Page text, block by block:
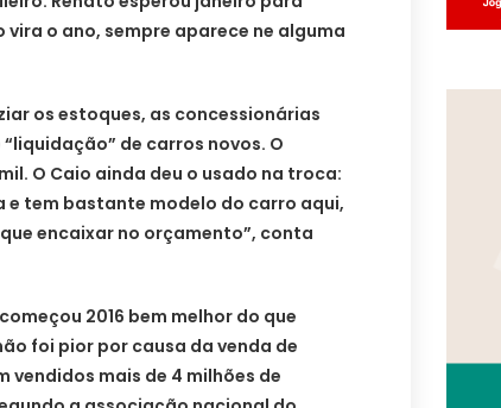
o ano, sempre aparece ne alguma
os estoques, as concessionárias
de carros novos. O
O Caio ainda deu o usado na troca:
tem bastante modelo do carro aqui,
encaixar no orçamento”, conta
2016 bem melhor do que
foi pior por causa da venda de
vendidos mais de 4 milhões de